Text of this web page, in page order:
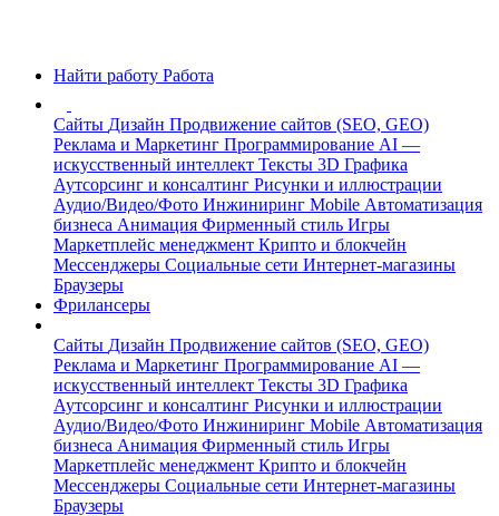
Найти работу Работа
Сайты Дизайн Продвижение сайтов (SEO, GEO)
Реклама и Маркетинг Программирование AI —
искусственный интеллект Тексты 3D Графика
Аутсорсинг и консалтинг Рисунки и иллюстрации
Аудио/Видео/Фото Инжиниринг Mobile Автоматизация
бизнеса Анимация Фирменный стиль Игры
Маркетплейс менеджмент Крипто и блокчейн
Мессенджеры Социальные сети Интернет-магазины
Браузеры
Фрилансеры
Сайты Дизайн Продвижение сайтов (SEO, GEO)
Реклама и Маркетинг Программирование AI —
искусственный интеллект Тексты 3D Графика
Аутсорсинг и консалтинг Рисунки и иллюстрации
Аудио/Видео/Фото Инжиниринг Mobile Автоматизация
бизнеса Анимация Фирменный стиль Игры
Маркетплейс менеджмент Крипто и блокчейн
Мессенджеры Социальные сети Интернет-магазины
Браузеры